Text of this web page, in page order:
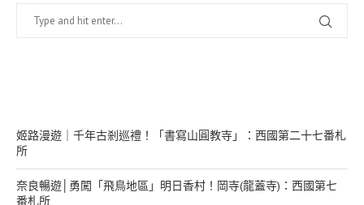
姬路漫遊｜千年古剎巡禮！「書寫山圓教寺」：西國第二十七番札
所
奈良暢遊│勇闖「飛鳥地區」明日香村！岡寺(龍蓋寺)：西國第七
番札所